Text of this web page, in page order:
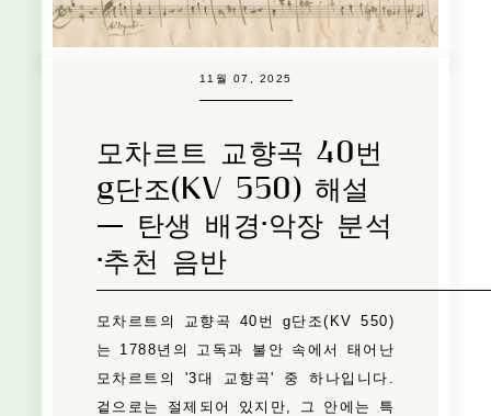
11월 07, 2025
모차르트 교향곡 40번
g단조(KV 550) 해설
— 탄생 배경·악장 분석
·추천 음반
모차르트의 교향곡 40번 g단조(KV 550)
는 1788년의 고독과 불안 속에서 태어난
모차르트의 '3대 교향곡' 중 하나입니다.
겉으로는 절제되어 있지만, 그 안에는 특